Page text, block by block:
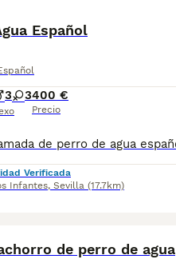
Español
3 3400 €
Precio
Verificada
Infantes, Sevilla (17.7km)
de perro de agua